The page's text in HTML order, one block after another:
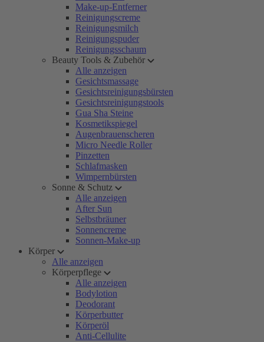
Make-up-Entferner
Reinigungscreme
Reinigungsmilch
Reinigungspuder
Reinigungsschaum
Beauty Tools & Zubehör
Alle anzeigen
Gesichtsmassage
Gesichtsreinigungsbürsten
Gesichtsreinigungstools
Gua Sha Steine
Kosmetikspiegel
Augenbrauenscheren
Micro Needle Roller
Pinzetten
Schlafmasken
Wimpernbürsten
Sonne & Schutz
Alle anzeigen
After Sun
Selbstbräuner
Sonnencreme
Sonnen-Make-up
Körper
Alle anzeigen
Körperpflege
Alle anzeigen
Bodylotion
Deodorant
Körperbutter
Körperöl
Anti-Cellulite